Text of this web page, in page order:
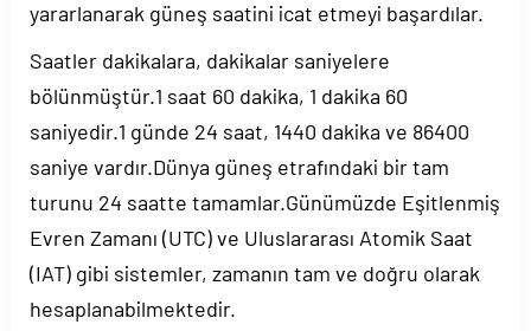
yararlanarak güneş saatini icat etmeyi başardılar.
Saatler dakikalara, dakikalar saniyelere
bölünmüştür.1 saat 60 dakika, 1 dakika 60
saniyedir.1 günde 24 saat, 1440 dakika ve 86400
saniye vardır.Dünya güneş etrafındaki bir tam
turunu 24 saatte tamamlar.Günümüzde Eşitlenmiş
Evren Zamanı (UTC) ve Uluslararası Atomik Saat
(IAT) gibi sistemler, zamanın tam ve doğru olarak
hesaplanabilmektedir.